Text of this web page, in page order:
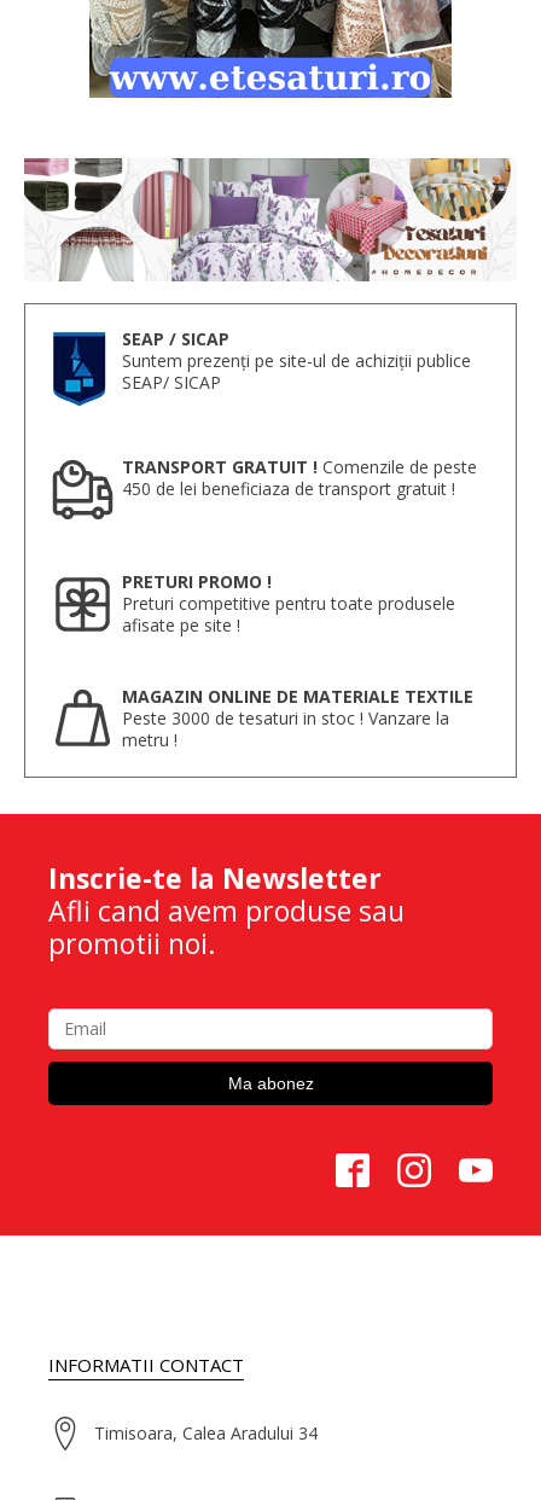
SEAP / SICAP
Suntem prezenți pe site-ul de achiziții publice
SEAP/ SICAP
TRANSPORT GRATUIT ! Comenzile de peste
450 de lei beneficiaza de transport gratuit !
PRETURI PROMO !
Preturi competitive pentru toate produsele
afisate pe site !
MAGAZIN ONLINE DE MATERIALE TEXTILE
Peste 3000 de tesaturi in stoc ! Vanzare la
metru !
Inscrie-te la Newsletter
Afli cand avem produse sau
promotii noi.
INFORMATII CONTACT
Timisoara, Calea Aradului 34